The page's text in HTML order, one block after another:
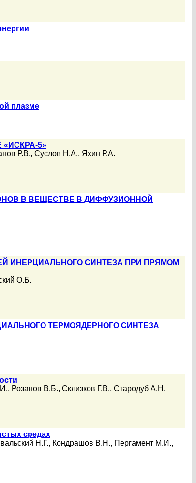
плазме
5»
Р.В., Суслов Н.А., Яхин Р.А.
В ВЕЩЕСТВЕ В ДИФФУЗИОННОЙ
ИНЕРЦИАЛЬНОГО СИНТЕЗА ПРИ ПРЯМОМ
О.Б.
ТЕРМОЯДЕРНОГО СИНТЕЗА
, Розанов В.Б., Склизков Г.В., Стародуб А.Н.
средах
Н.Г., Кондрашов В.Н., Пергамент М.И.,